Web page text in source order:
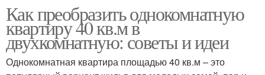
Как преобразить однокомнатную
квартиру 40 кв.м в
двухкомнатную: советы и идеи
Однокомнатная квартира площадью 40 кв.м – это